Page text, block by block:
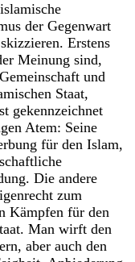
der Gegenwart
Erstens
Meinung sind,
und
Staat,
gekennzeichnet
Atem: Seine
für den Islam,
Die andere
zum
Kämpfen für den
Man wirft den
aber auch den